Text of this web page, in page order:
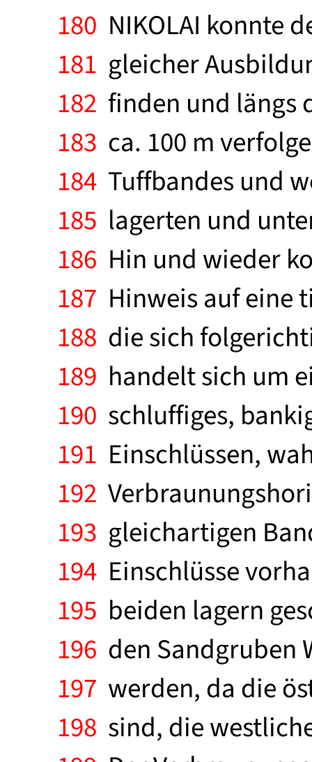
180 NIKOLAI konnte
181 gleicher
182 finden und längs
183 ca. 100 m
184 Tuffbandes und
185 lagerten und
186 Hin und wieder
187 Hinweis auf eine
188 die sich
189 handelt sich um
190 schluffiges,
191 Einschlüssen,
192
193 gleichartigen
194 Einschlüsse
195 beiden lagern
196 den Sandgruben
197 werden, da die
198 sind, die